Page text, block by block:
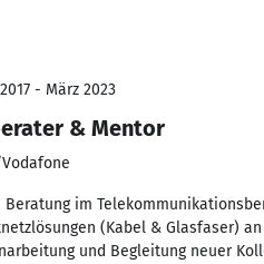
- März 2023
& Mentor
Beratung im
(Kabel & Glasfaser)
und Begleitung neuer